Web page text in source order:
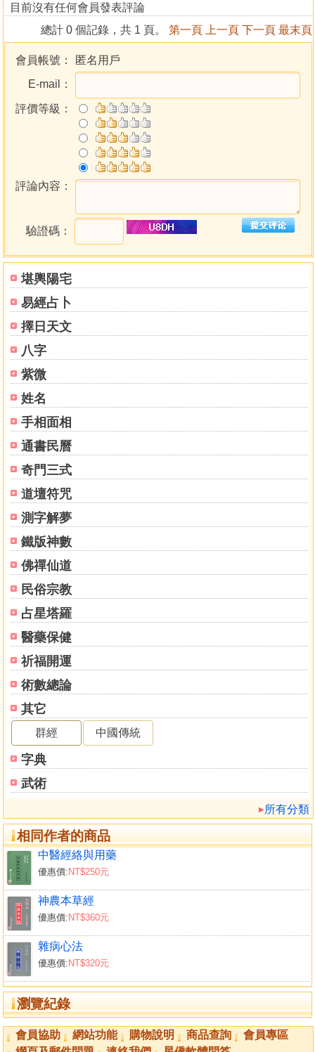
堪輿陽宅
易經占卜
擇日天文
八字
紫微
姓名
手相面相
通書民曆
奇門三式
道壇符咒
測字解夢
鐵版神數
佛禪仙道
民俗宗教
占星塔羅
醫藥保健
祈福開運
術數總論
其它
群經 中國傳統
字典
武術
所有分類
相同作者的商品
中醫經絡與用藥
優惠價: NT$250元
神農本草經
優惠價: NT$360元
雜病心法
優惠價: NT$320元
瀏覽紀錄
目前沒有任何會員發表評論
總計 0 個記錄，共 1 頁。 第一頁 上一頁 下一頁 最末頁
會員帳號：
匿名用戶
E-mail：
評價等級：
評論內容：
驗證碼：
會員協助 網站功能 購物說明 商品查詢
會員專區